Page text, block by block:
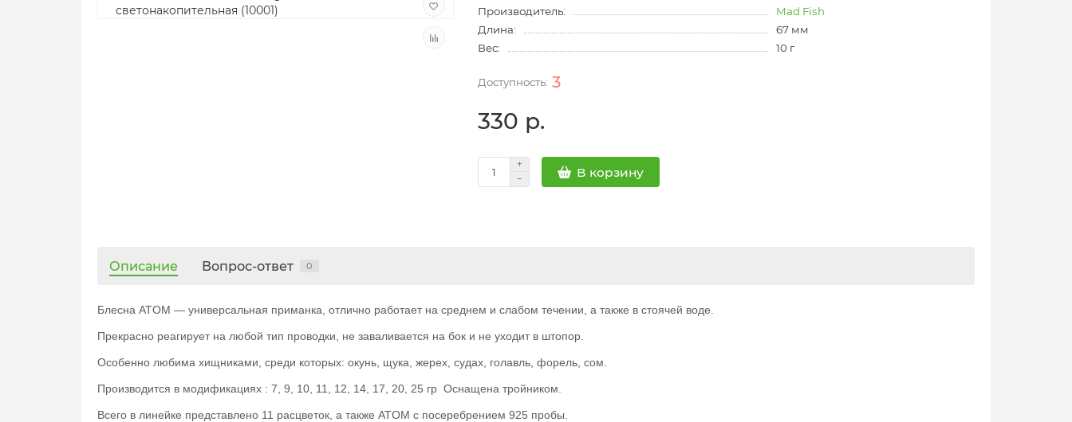
Производитель:
Mad Fish
Длина:
67 мм
Вес:
10 г
3
330 р.
В корзину
Описание Вопрос-ответ 0
Блесна ATOM — универсальная приманка, отлично работает на среднем и слабом течении, а также в стоячей воде.
Прекрасно реагирует на любой тип проводки, не заваливается на бок и не уходит в штопор.
Особенно любима хищниками, среди которых: окунь, щука, жерех, судах, голавль, форель, сом.
Производится в модификациях : 7, 9, 10, 11, 12, 14, 17, 20, 25 гр Оснащена тройником.
Всего в линейке представлено 11 расцветок, а также ATOM с посеребрением 925 пробы.